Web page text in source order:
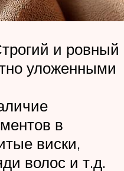
и ровный
уложенными
в
виски,
волос и т.д.